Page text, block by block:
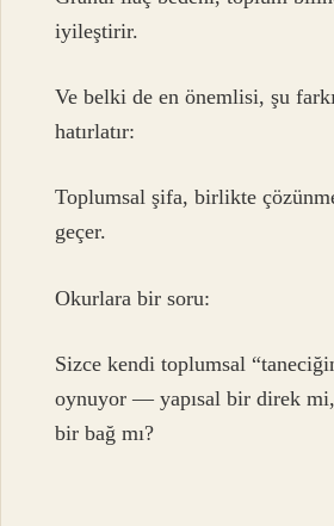
iyileştirir.
Ve belki de en önemlisi, şu
hatırlatır:
Toplumsal şifa, birlikte
geçer.
Okurlara bir soru:
Sizce kendi toplumsal
oynuyor — yapısal bir direk
bir bağ mı?